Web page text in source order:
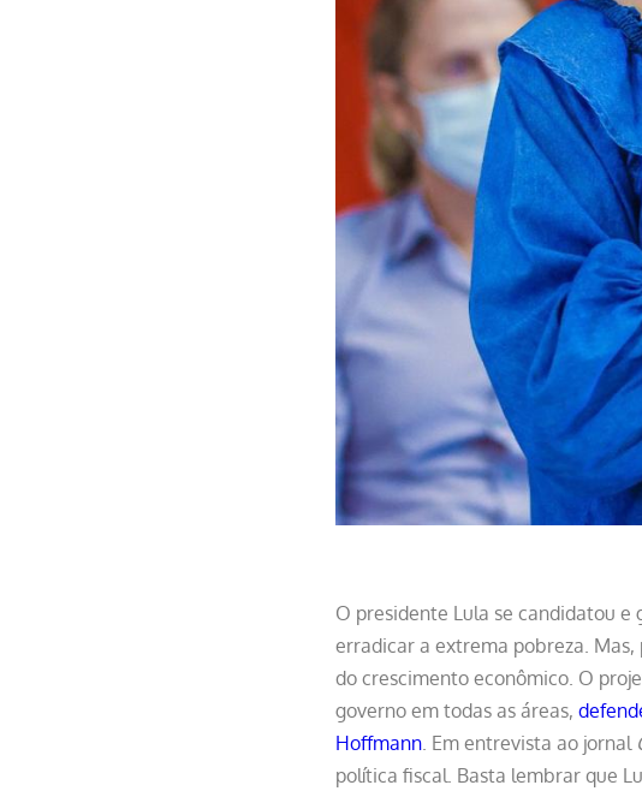
O presidente Lula se candidatou
erradicar a extrema pobreza.
do crescimento econômico. O
governo em todas as áreas,
Hoffmann. Em entrevista ao jornal
política fiscal. Basta lembrar que